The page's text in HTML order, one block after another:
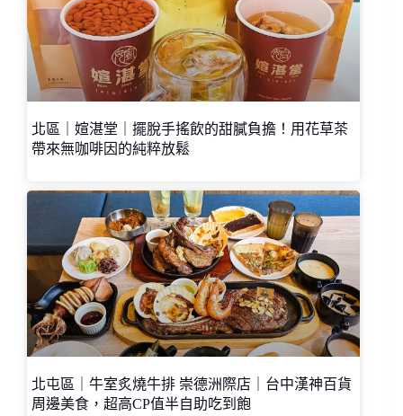
北區｜媗湛堂｜擺脫手搖飲的甜膩負擔！用花草茶
帶來無咖啡因的純粹放鬆
北屯區｜牛室炙燒牛排 崇德洲際店｜台中漢神百貨
周邊美食，超高CP值半自助吃到飽